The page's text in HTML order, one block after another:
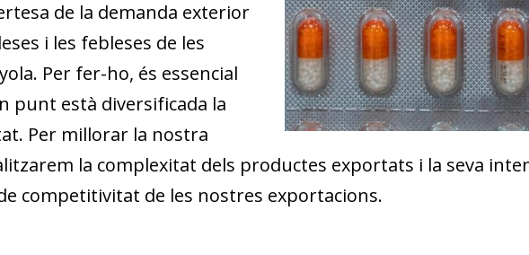
de la demanda exterior
i les febleses de les
Per fer-ho, és essencial
punt està diversificada la
Per millorar la nostra
la complexitat dels productes exportats i la seva
competitivitat de les nostres exportacions.